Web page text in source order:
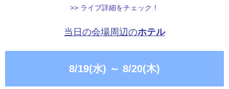
>> ライブ詳細をチェック！
当日の会場周辺のホテル
8/19(水) ～ 8/20(木)